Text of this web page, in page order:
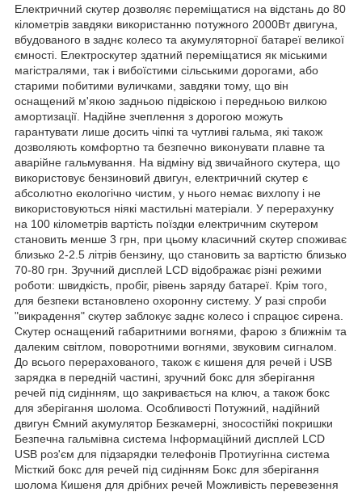
Електричний скутер дозволяє переміщатися на відстань до 80
кілометрів завдяки використанню потужного 2000Вт двигуна,
вбудованого в заднє колесо та акумуляторної батареї великої
ємності. Електроскутер здатний переміщатися як міськими
магістралями, так і вибоїстими сільськими дорогами, або
старими побитими вуличками, завдяки тому, що він
оснащений м'якою задньою підвіскою і передньою вилкою
амортизації. Надійне зчеплення з дорогою можуть
гарантувати лише досить чіпкі та чутливі гальма, які також
дозволяють комфортно та безпечно виконувати плавне та
аварійне гальмування. На відміну від звичайного скутера, що
використовує бензиновий двигун, електричний скутер є
абсолютно екологічно чистим, у нього немає вихлопу і не
використовуються ніякі мастильні матеріали. У перерахунку
на 100 кілометрів вартість поїздки електричним скутером
становить менше 3 грн, при цьому класичний скутер споживає
близько 2-2.5 літрів бензину, що становить за вартістю близько
70-80 грн. Зручний дисплей LCD відображає різні режими
роботи: швидкість, пробіг, рівень заряду батареї. Крім того,
для безпеки встановлено охоронну систему. У разі спроби
"викрадення" скутер заблокує заднє колесо і спрацює сирена.
Скутер оснащений габаритними вогнями, фарою з ближнім та
далеким світлом, поворотними вогнями, звуковим сигналом.
До всього перерахованого, також є кишеня для речей і USB
зарядка в передній частині, зручний бокс для зберігання
речей під сидінням, що закривається на ключ, а також бокс
для зберігання шолома. Особливості Потужний, надійний
двигун Ємний акумулятор Безкамерні, зносостійкі покришки
Безпечна гальмівна система Інформаційний дисплей LCD
USB роз'єм для підзарядки телефонів Протиугінна система
Місткий бокс для речей під сидінням Бокс для зберігання
шолома Кишеня для дрібних речей Можливість перевезення